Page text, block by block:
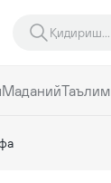
МаданийТаълим